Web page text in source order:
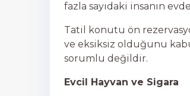
fazla sayıdaki insanın
Tatil konutu ön
ve eksiksiz olduğunu
sorumlu değildir.
Evcil Hayvan ve Sigara